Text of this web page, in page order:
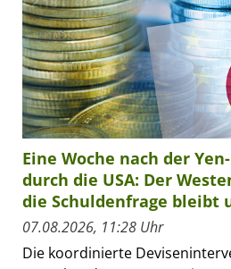
Eine Woche nach der
durch die USA: Der
die Schuldenfrage bleibt
07.08.2026, 11:28 Uhr
Die koordinierte